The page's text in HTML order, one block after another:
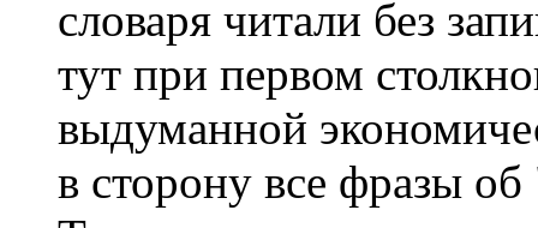
словаря читали без
тут при первом
выдуманной
в сторону все фразы